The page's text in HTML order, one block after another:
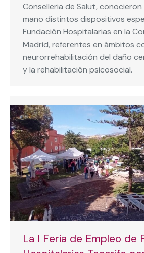
Conselleria de Salut,
mano distintos dispositivos
Fundación Hospitalarias en la
Madrid, referentes en ámbitos
neurorrehabilitación del daño
y la rehabilitación psicosocial.
La I Feria de Empleo de